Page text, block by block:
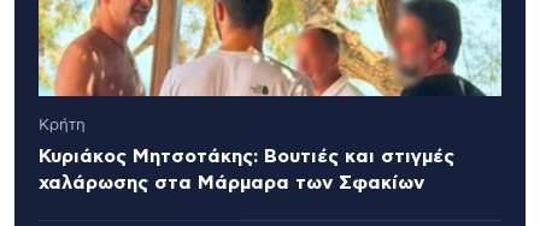
Κρήτη
Κυριάκος Μητσοτάκης: Βουτιές και στιγμές
χαλάρωσης στα Μάρμαρα των Σφακίων